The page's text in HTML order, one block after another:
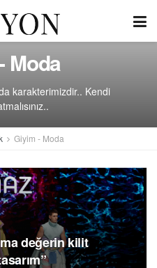
Moda
karakterimizdir.. Kendi
Giyim - Moda
değerin kilit